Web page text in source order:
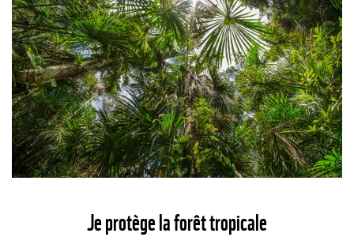
©
Je protège la forêt tropicale